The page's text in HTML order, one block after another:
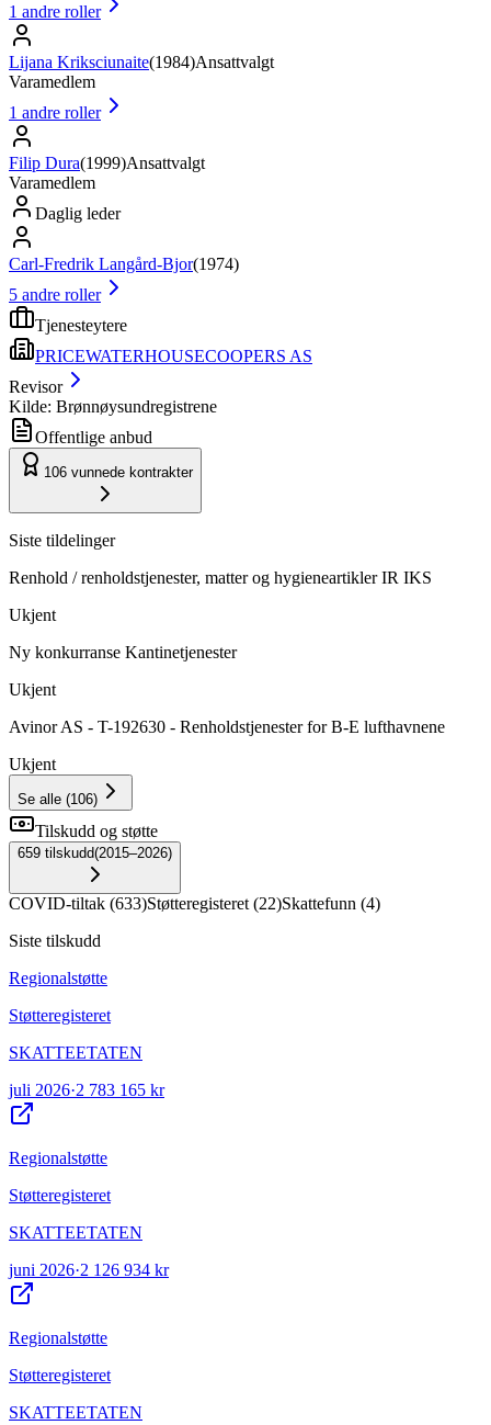
1 andre roller
Lijana Kriksciunaite(1984)Ansattvalgt
Varamedlem
1 andre roller
Filip Dura(1999)Ansattvalgt
Varamedlem
Daglig leder
Carl-Fredrik Langård-Bjor(1974)
5 andre roller
Tjenesteytere
PRICEWATERHOUSECOOPERS AS
Revisor
Kilde: Brønnøysundregistrene
Offentlige anbud
106 vunnede kontrakter
Siste tildelinger
Renhold / renholdstjenester, matter og hygieneartikler IR IKS
Ukjent
Ny konkurranse Kantinetjenester
Ukjent
Avinor AS - T-192630 - Renholdstjenester for B-E lufthavnene
Ukjent
Se alle (106)
Tilskudd og støtte
659 tilskudd(2015–2026)
COVID-tiltak (633)Støtteregisteret (22)Skattefunn (4)
Siste tilskudd
Regionalstøtte
Støtteregisteret
SKATTEETATEN
juli 2026·2 783 165 kr
Regionalstøtte
Støtteregisteret
SKATTEETATEN
juni 2026·2 126 934 kr
Regionalstøtte
Støtteregisteret
SKATTEETATEN